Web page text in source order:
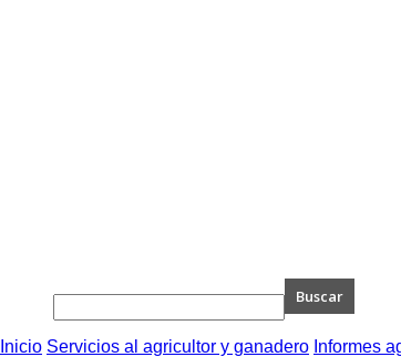
Inicio Servicios al agricultor y ganadero Informes